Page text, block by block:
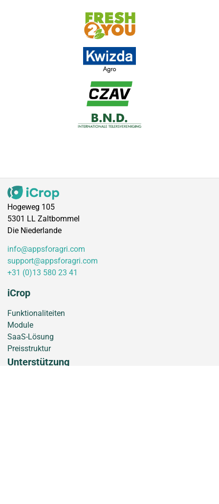
Hogeweg 105
5301 LL Zaltbommel
Die Niederlande
info@appsforagri.com
support@appsforagri.com
+31 (0)13 580 23 41
iCrop
Funktionaliteiten
Module
SaaS-Lösung
Preisstruktur
Unterstützung